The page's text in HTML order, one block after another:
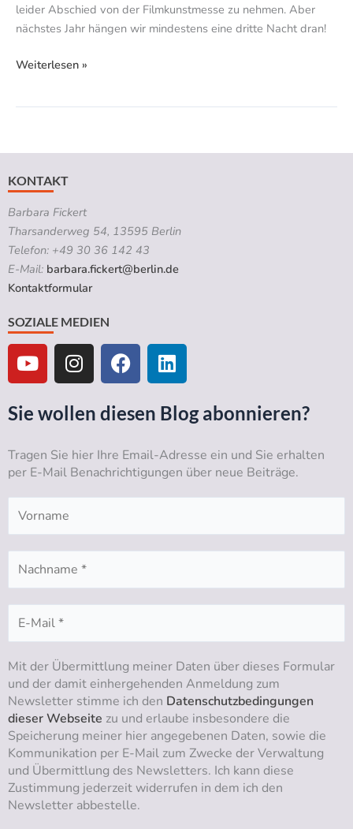
leider Abschied von der Filmkunstmesse zu nehmen. Aber
nächstes Jahr hängen wir mindestens eine dritte Nacht dran!
Weiterlesen »
KONTAKT
Barbara Fickert
Tharsanderweg 54, 13595 Berlin
Telefon: +49 30 36 142 43
E-Mail: barbara.fickert@berlin.de
Kontaktformular
SOZIALE MEDIEN
Y
o
u
t
u
e
I
n
s
t
a
r
a
m
F
a
c
e
b
o
o
k
L
i
n
k
e
d
i
n
Sie wollen diesen Blog abonnieren?
Tragen Sie hier Ihre Email-Adresse ein und Sie erhalten
per E-Mail Benachrichtigungen über neue Beiträge.
Mit der Übermittlung meiner Daten über dieses Formular
und der damit einhergehenden Anmeldung zum
Newsletter stimme ich den Datenschutzbedingungen
dieser Webseite zu und erlaube insbesondere die
Speicherung meiner hier angegebenen Daten, sowie die
Kommunikation per E-Mail zum Zwecke der Verwaltung
und Übermittlung des Newsletters. Ich kann diese
Zustimmung jederzeit widerrufen in dem ich den
Newsletter abbestelle.